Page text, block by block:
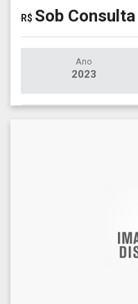
R$ Sob Consulta
Ano
2023